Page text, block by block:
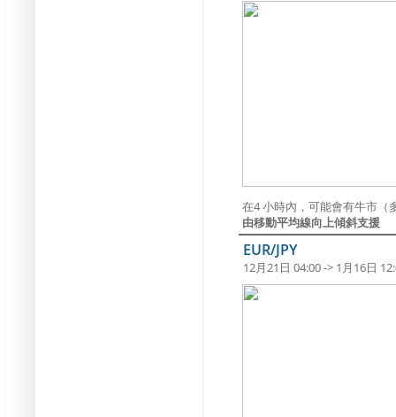
在4 小時內，可能會有牛市（
由移動平均線向上傾斜支援
EUR/JPY
12月21日 04:00 -> 1月16日